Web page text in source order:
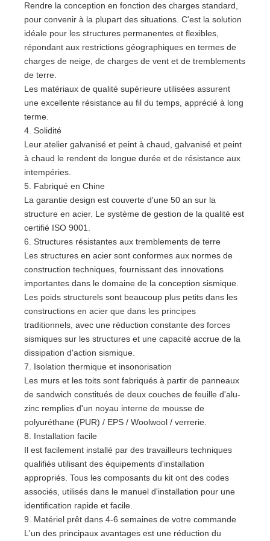
Rendre la conception en fonction des charges standard,
pour convenir à la plupart des situations. C'est la solution
idéale pour les structures permanentes et flexibles,
répondant aux restrictions géographiques en termes de
charges de neige, de charges de vent et de tremblements
de terre.
Les matériaux de qualité supérieure utilisées assurent
une excellente résistance au fil du temps, apprécié à long
terme.
4. Solidité
Leur atelier galvanisé et peint à chaud, galvanisé et peint
à chaud le rendent de longue durée et de résistance aux
intempéries.
5. Fabriqué en Chine
La garantie design est couverte d'une 50 an sur la
structure en acier. Le système de gestion de la qualité est
certifié ISO 9001.
6. Structures résistantes aux tremblements de terre
Les structures en acier sont conformes aux normes de
construction techniques, fournissant des innovations
importantes dans le domaine de la conception sismique.
Les poids structurels sont beaucoup plus petits dans les
constructions en acier que dans les principes
traditionnels, avec une réduction constante des forces
sismiques sur les structures et une capacité accrue de la
dissipation d'action sismique.
7. Isolation thermique et insonorisation
Les murs et les toits sont fabriqués à partir de panneaux
de sandwich constitués de deux couches de feuille d'alu-
zinc remplies d'un noyau interne de mousse de
polyuréthane (PUR) / EPS / Woolwool / verrerie.
8. Installation facile
Il est facilement installé par des travailleurs techniques
qualifiés utilisant des équipements d'installation
appropriés. Tous les composants du kit ont des codes
associés, utilisés dans le manuel d'installation pour une
identification rapide et facile.
9. Matériel prêt dans 4-6 semaines de votre commande
L'un des principaux avantages est une réduction du